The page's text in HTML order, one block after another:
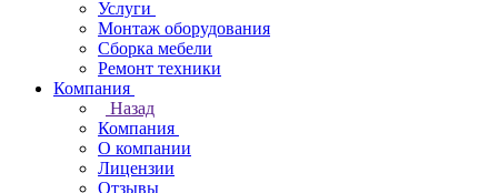
Услуги
Монтаж оборудования
Сборка мебели
Ремонт техники
Компания
Назад
Компания
О компании
Лицензии
Отзывы